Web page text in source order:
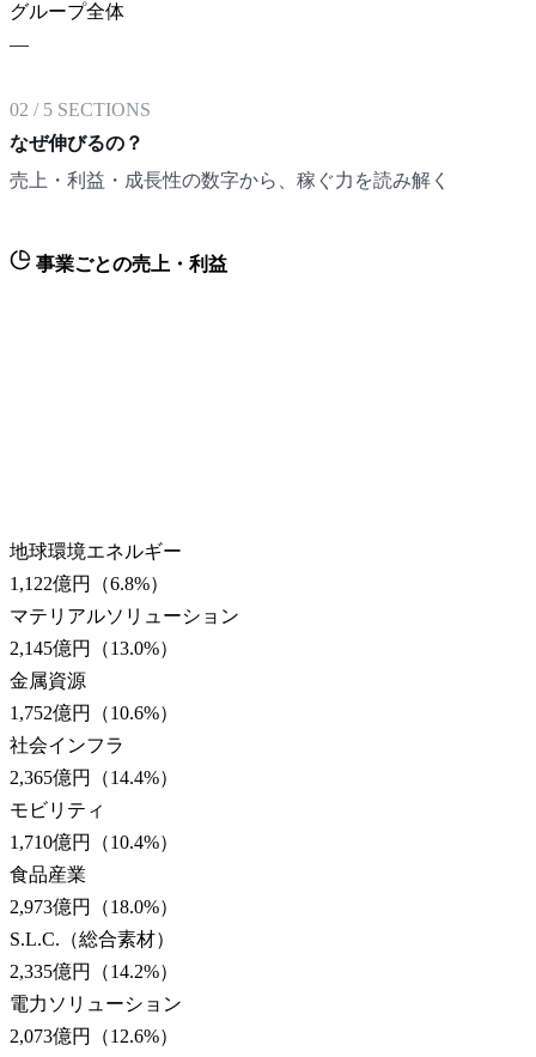
グループ全体
—
02 / 5 SECTIONS
なぜ伸びるの？
売上・利益・成長性の数字から、稼ぐ力を読み解く
事業ごとの売上・利益
地球環境エネルギー
1,122億円
（6.8%）
マテリアルソリューション
2,145億円
（13.0%）
金属資源
1,752億円
（10.6%）
社会インフラ
2,365億円
（14.4%）
モビリティ
1,710億円
（10.4%）
食品産業
2,973億円
（18.0%）
S.L.C.（総合素材）
2,335億円
（14.2%）
電力ソリューション
2,073億円
（12.6%）